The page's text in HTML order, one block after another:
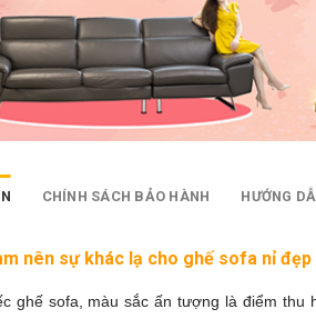
CHÍNH SÁCH BẢO HÀNH HƯỚNG
nên sự khác lạ cho ghế sofa nỉ đẹp
ghế sofa, màu sắc ấn tượng là điểm thu